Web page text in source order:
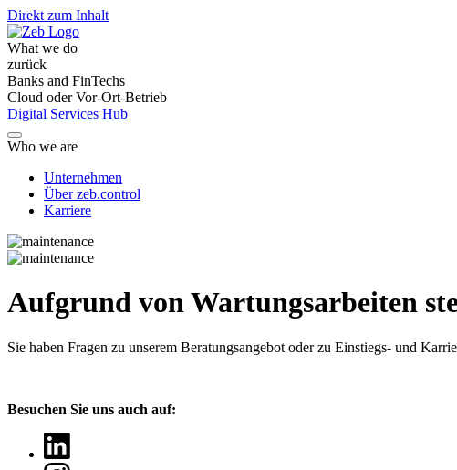
Direkt zum Inhalt
What we do
zurück
Banks and FinTechs
Cloud oder Vor-Ort-Betrieb
Digital Services Hub
Who we are
Unternehmen
Über zeb.control
Karriere
Aufgrund von Wartungsarbeiten
Sie haben Fragen zu unserem Beratungsangebot oder zu Einstiegs- und
Besuchen Sie uns auch auf: